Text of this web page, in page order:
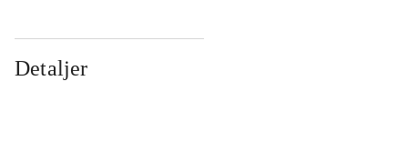
Detaljer